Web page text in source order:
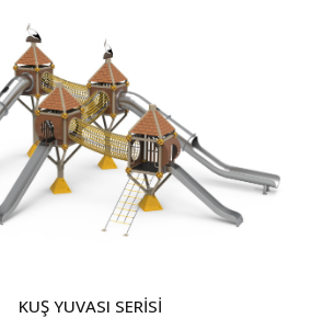
KUŞ YUVASI SERİSİ